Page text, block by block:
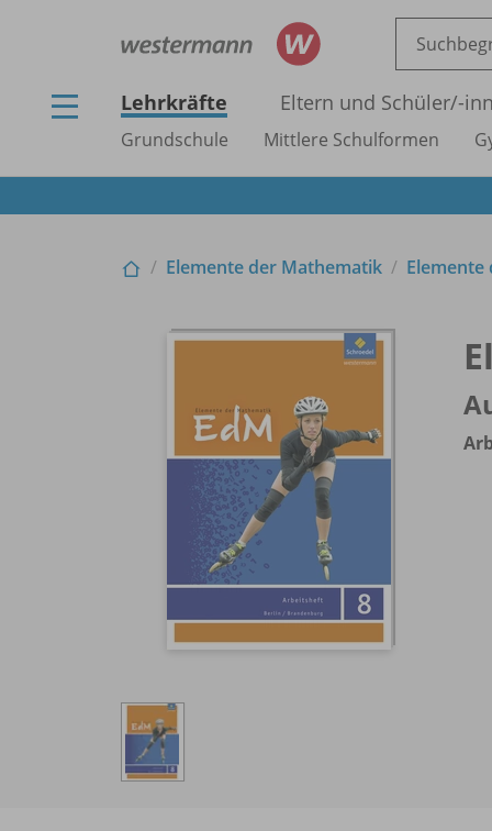
Lehrkräfte Eltern und Schüler/-
Grundschule Mittlere Schulformen
Elemente der Mathematik Elemente